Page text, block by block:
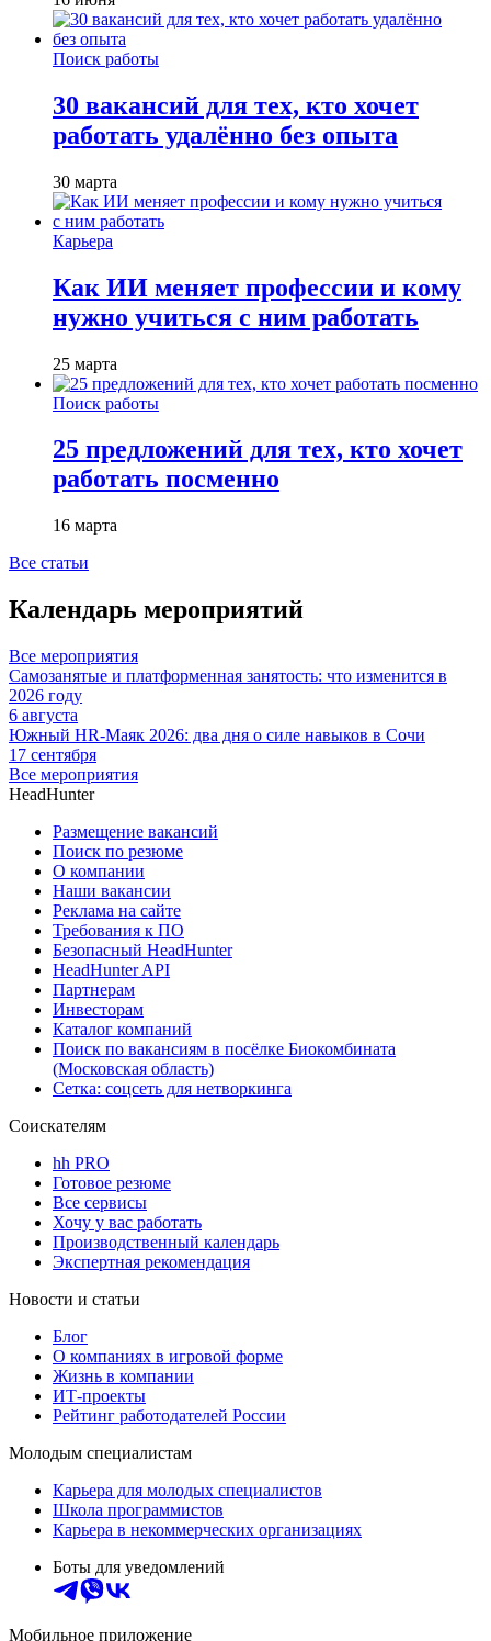
Поиск работы
30 вакансий для тех, кто хочет
работать удалённо без опыта
30 марта
Карьера
Как ИИ меняет профессии и кому
нужно учиться с ним работать
25 марта
Поиск работы
25 предложений для тех, кто хочет
работать посменно
16 марта
Все статьи
Календарь мероприятий
Все мероприятия
Самозанятые и платформенная занятость: что изменится в
2026 году
6 августа
Южный HR-Маяк 2026: два дня о силе навыков в Сочи
17 сентября
Все мероприятия
HeadHunter
Размещение вакансий
Поиск по резюме
О компании
Наши вакансии
Реклама на сайте
Требования к ПО
Безопасный HeadHunter
HeadHunter API
Партнерам
Инвесторам
Каталог компаний
Поиск по вакансиям в посёлке Биокомбината
(Московская область)
Сетка: соцсеть для нетворкинга
Соискателям
hh PRO
Готовое резюме
Все сервисы
Хочу у вас работать
Производственный календарь
Экспертная рекомендация
Новости и статьи
Блог
О компаниях в игровой форме
Жизнь в компании
ИТ-проекты
Рейтинг работодателей России
Молодым специалистам
Карьера для молодых специалистов
Школа программистов
Карьера в некоммерческих организациях
Боты для уведомлений
Мобильное приложение